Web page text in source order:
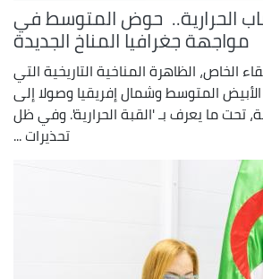
الحرارية.. حوض المتوسط في
مواجهة جغرافيا المناخ الجديدة
الخاص، الظاهرة المناخية التاريخية التي
المتوسط وشمال إفريقيا وصولا إلى
تحت ما يعرف بـ 'القبة الحرارية'. وفي ظل
تحذيرات ...